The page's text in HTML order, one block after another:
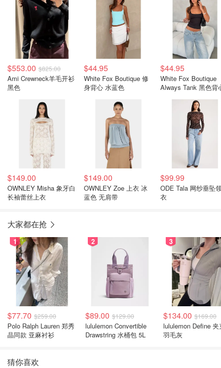
$553.00 $825.00
Ami Crewneck羊毛开衫
黑色
$44.95
White Fox Boutique 修
身背心 水蓝色
$44.95
White Fox Boutique
Always Tank 黑色背
$149.00
OWNLEY Misha 象牙白
长袖蕾丝上衣
$149.00
OWNLEY Zoe 上衣 冰
蓝色 无肩带
$99.99
ODE Tala 网纱垂坠
衣
大家都在抢
1
$77.70 $259.00
Polo Ralph Lauren 郑秀
晶同款 亚麻衬衫
2
$89.00 $129.00
lululemon Convertible
Drawstring 水桶包 5L
3
$134.00 $169.00
lululemon Define 夹
羽毛灰
猜你喜欢